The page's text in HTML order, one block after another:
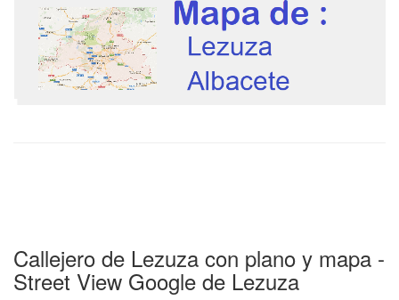
Callejero de Lezuza con plano y mapa -
Street View Google de Lezuza